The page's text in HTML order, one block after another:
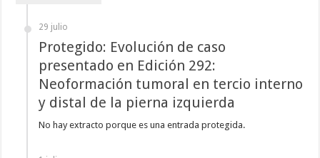
29 julio
Protegido: Evolución de caso
presentado en Edición 292:
Neoformación tumoral en tercio interno
y distal de la pierna izquierda
No hay extracto porque es una entrada protegida.